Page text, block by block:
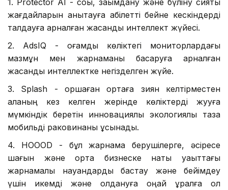
жағдайларын анықтауға қабілетті бейне кескіндерді
талдауға арналған жасанды интеллект жүйесі.
2. AdsIQ - қоғамдық көліктегі мониторлардағы
мазмұн мен жарнаманы басқаруға арналған
жасанды интеллектке негізделген жүйе.
3. Splash - қоршаған ортаға зиян келтірместен
қаланың кез келген жерінде көліктерді жууға
мүмкіндік беретін инновациялық экологиялық таза
мобильді раковинаны ұсынады.
4. HOOOD - бұл жарнама берушілерге, әсіресе
шағын және орта бизнеске нақты уақыттағы
жарнамалық науқандарды бастау және бейімдеу
үшін икемді және қолдануға оңай құралға қол